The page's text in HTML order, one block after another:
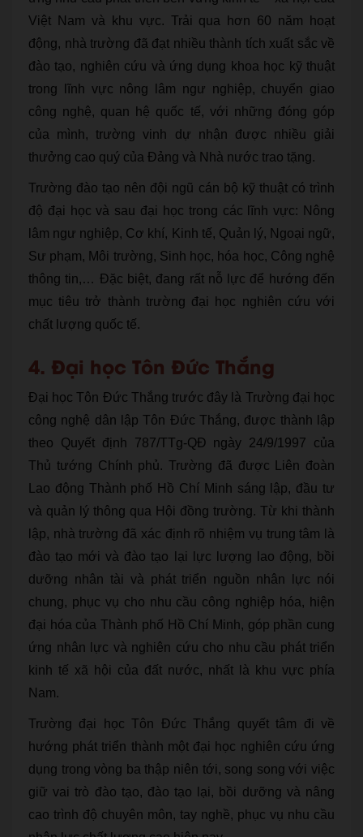
Việt Nam và khu vực. Trải qua hơn 60 năm hoạt
động, nhà trường đã đạt nhiều thành tích xuất sắc về
đào tạo, nghiên cứu và ứng dụng khoa học kỹ thuật
trong lĩnh vực nông lâm ngư nghiệp, chuyển giao
công nghệ, quan hệ quốc tế, với những đóng góp
của mình, trường vinh dự nhận được nhiều giải
thưởng cao quý của Đảng và Nhà nước trao tặng.
Trường đào tạo nên đội ngũ cán bộ kỹ thuật có trình
độ đại học và sau đại học trong các lĩnh vực: Nông
lâm ngư nghiệp, Cơ khí, Kinh tế, Quản lý, Ngoại ngữ,
Sư phạm, Môi trường, Sinh học, hóa học, Công nghệ
thông tin,… Đặc biệt, đang rất nỗ lực để hướng đến
mục tiêu trở thành trường đại học nghiên cứu với
chất lượng quốc tế.
4. Đại học Tôn Đức Thắng
Đại học Tôn Đức Thắng trước đây là Trường đại học
công nghệ dân lập Tôn Đức Thắng, được thành lập
theo Quyết định 787/TTg-QĐ ngày 24/9/1997 của
Thủ tướng Chính phủ. Trường đã được Liên đoàn
Lao động Thành phố Hồ Chí Minh sáng lập, đầu tư
và quản lý thông qua Hội đồng trường. Từ khi thành
lập, nhà trường đã xác định rõ nhiệm vụ trung tâm là
đào tạo mới và đào tạo lại lực lượng lao động, bồi
dưỡng nhân tài và phát triển nguồn nhân lực nói
chung, phục vụ cho nhu cầu công nghiệp hóa, hiện
đại hóa của Thành phố Hồ Chí Minh, góp phần cung
ứng nhân lực và nghiên cứu cho nhu cầu phát triển
kinh tế xã hội của đất nước, nhất là khu vực phía
Nam.
Trường đại học Tôn Đức Thắng quyết tâm đi về
hướng phát triển thành một đại học nghiên cứu ứng
dụng trong vòng ba thập niên tới, song song với việc
giữ vai trò đào tạo, đào tạo lại, bồi dưỡng và nâng
cao trình độ chuyên môn, tay nghề, phục vụ nhu cầu